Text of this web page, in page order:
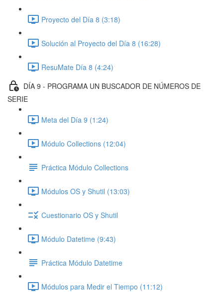
Proyecto del Día 8 (3:18)
Solución al Proyecto del Día 8 (16:28)
ResuMate Día 8 (4:24)
DÍA 9 - PROGRAMA UN BUSCADOR DE NÚMEROS DE
SERIE
Meta del Día 9 (1:24)
Módulo Collections (12:04)
Práctica Módulo Collections
Módulos OS y Shutil (13:03)
Cuestionario OS y Shutil
Módulo Datetime (9:43)
Práctica Módulo Datetime
Módulos para Medir el Tiempo (11:12)